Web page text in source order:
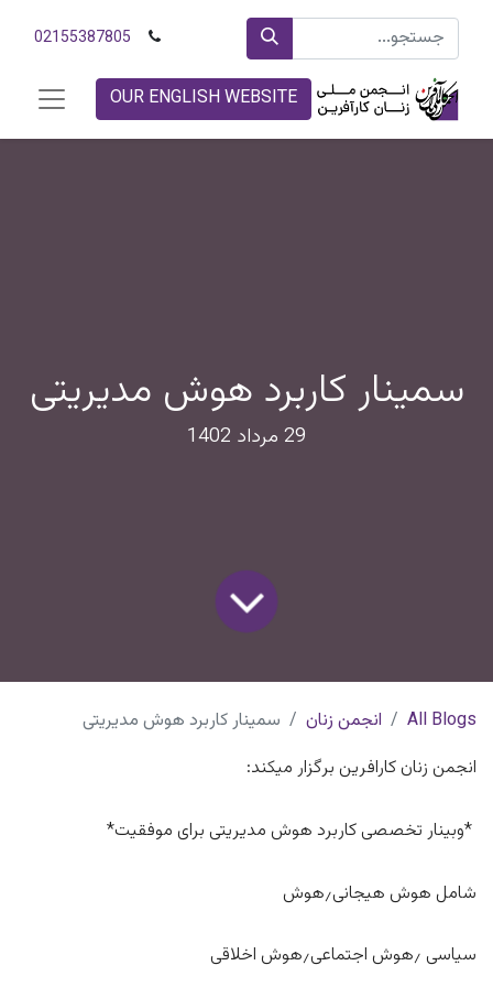
02155387805
OUR ENGLISH WEBSITE
سمینار کاربرد هوش مدیریتی
29 مرداد 1402
All Blogs انجمن زنان
سمینار کاربرد هوش مدیریتی
انجمن زنان کارافرین برگزار میکند:
*وبینار تخصصی کاربرد هوش مدیریتی برای موفقیت*
شامل هوش هیجانی٫هوش
سیاسی ٫هوش اجتماعی٫هوش اخلاقی